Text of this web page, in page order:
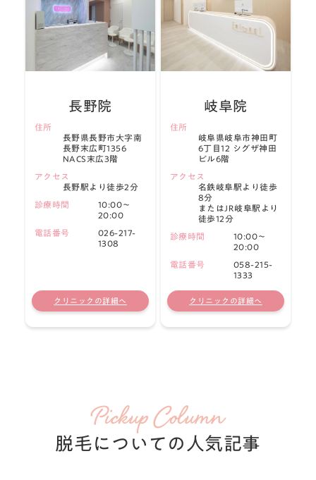
長野院
住所
長野県長野市大字南
長野末広町1356
NACS末広3階
アクセス
長野駅より徒歩2分
診療時間
10:00～
20:00
電話番号
026-217-
1308
クリニックの詳細へ
岐阜院
住所
岐阜県岐阜市神田町
6丁目12 シグザ神田
ビル6階
アクセス
名鉄岐阜駅より徒歩
8分
またはJR岐阜駅より
徒歩12分
診療時間
10:00～
20:00
電話番号
058-215-
1333
クリニックの詳細へ
Pickup Column
脱毛についての人気記事